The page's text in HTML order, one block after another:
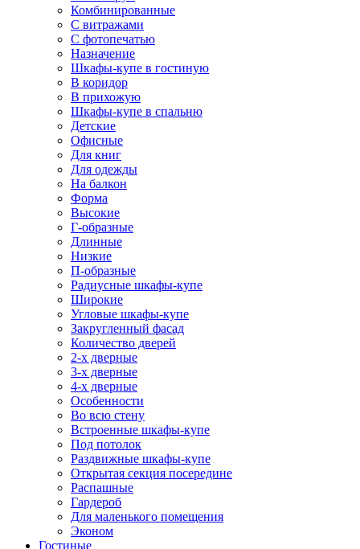
Комбинированные
С витражами
С фотопечатью
Назначение
Шкафы-купе в гостиную
В коридор
В прихожую
Шкафы-купе в спальню
Детские
Офисные
Для книг
Для одежды
На балкон
Форма
Высокие
Г-образные
Длинные
Низкие
П-образные
Радиусные шкафы-купе
Широкие
Угловые шкафы-купе
Закругленный фасад
Количество дверей
2-х дверные
3-х дверные
4-х дверные
Особенности
Во всю стену
Встроенные шкафы-купе
Под потолок
Раздвижные шкафы-купе
Открытая секция посередине
Распашные
Гардероб
Для маленького помещения
Эконом
Гостиные